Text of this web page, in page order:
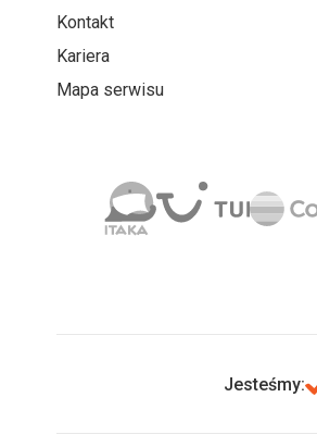
Kontakt
Kariera
Mapa serwisu
Jesteśmy: